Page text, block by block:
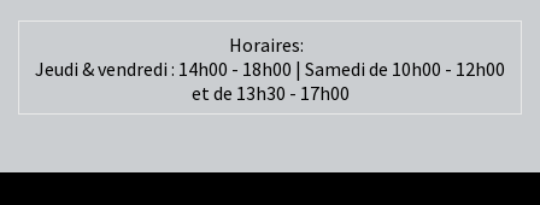
Horaires:
Jeudi & vendredi : 14h00 - 18h00 | Samedi de 10h00 - 12h00
et de 13h30 - 17h00